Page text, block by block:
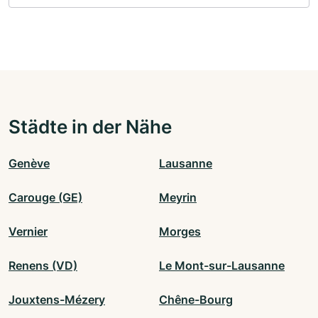
Städte in der Nähe
Genève Lausanne
Carouge (GE) Meyrin
Vernier Morges
Renens (VD) Le Mont-sur-Lausanne
Jouxtens-Mézery Chêne-Bourg